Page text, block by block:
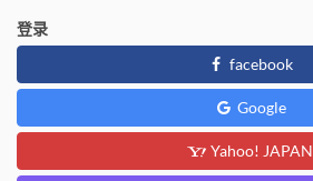
登录
facebook
Google
Yahoo! JAPAN